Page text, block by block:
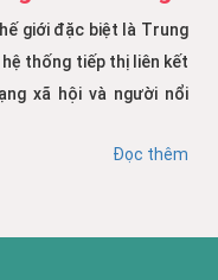
giới đặc biệt là Trung
thống tiếp thị liên kết
xã hội và người nổi
Đọc thêm